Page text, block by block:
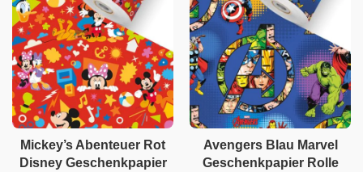
Mickey’s Abenteuer Rot
Disney Geschenkpapier
Avengers Blau Marvel
Geschenkpapier Rolle